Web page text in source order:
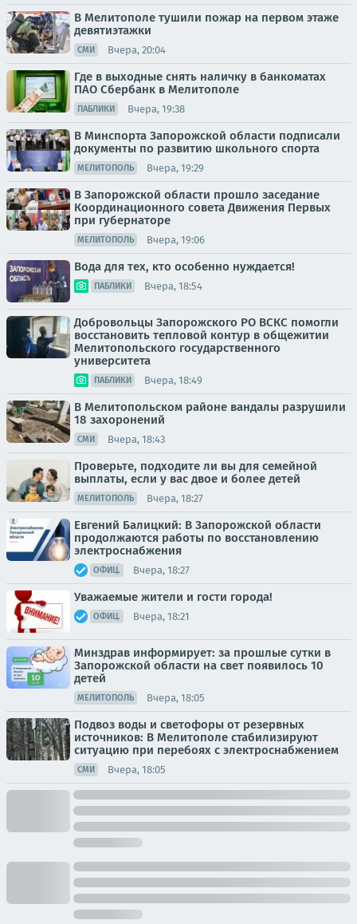
В Мелитополе тушили пожар на первом этаже
девятиэтажки
СМИ Вчера, 20:04
Где в выходные снять наличку в банкоматах
ПАО Сбербанк в Мелитополе
ПАБЛИКИ Вчера, 19:38
В Минспорта Запорожской области подписали
документы по развитию школьного спорта
МЕЛИТОПОЛЬ Вчера, 19:29
В Запорожской области прошло заседание
Координационного совета Движения Первых
при губернаторе
МЕЛИТОПОЛЬ Вчера, 19:06
Вода для тех, кто особенно нуждается!
ПАБЛИКИ Вчера, 18:54
Добровольцы Запорожского РО ВСКС помогли
восстановить тепловой контур в общежитии
Мелитопольского государственного
университета
ПАБЛИКИ Вчера, 18:49
В Мелитопольском районе вандалы разрушили
18 захоронений
СМИ Вчера, 18:43
Проверьте, подходите ли вы для семейной
выплаты, если у вас двое и более детей
МЕЛИТОПОЛЬ Вчера, 18:27
Евгений Балицкий: В Запорожской области
продолжаются работы по восстановлению
электроснабжения
ОФИЦ. Вчера, 18:27
Уважаемые жители и гости города!
ОФИЦ. Вчера, 18:21
Минздрав информирует: за прошлые сутки в
Запорожской области на свет появилось 10
детей
МЕЛИТОПОЛЬ Вчера, 18:05
Подвоз воды и светофоры от резервных
источников: В Мелитополе стабилизируют
ситуацию при перебоях с электроснабжением
СМИ Вчера, 18:05